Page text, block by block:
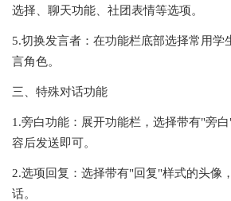
选择、聊天功能、社团表情等选项。
5.切换发言者：在功能栏底部选择常用学
言角色。
三、特殊对话功能
1.旁白功能：展开功能栏，选择带有"旁
容后发送即可。
2.选项回复：选择带有"回复"样式的头像
话。